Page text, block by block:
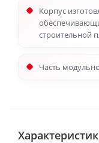
Корпус
строительной
Часть